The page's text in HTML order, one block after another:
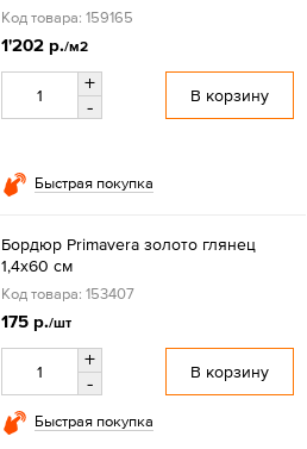
Код товара: 159165
1'202 р./м2
+
-
В корзину
Быстрая покупка
Бордюр Primavera золото глянец
1,4х60 см
Код товара: 153407
175 р./шт
+
-
В корзину
Быстрая покупка